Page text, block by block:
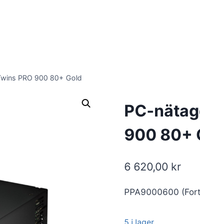
PRO 900 80+ Gold
PC-
900 80+
6 620,00 kr
PPA9000600